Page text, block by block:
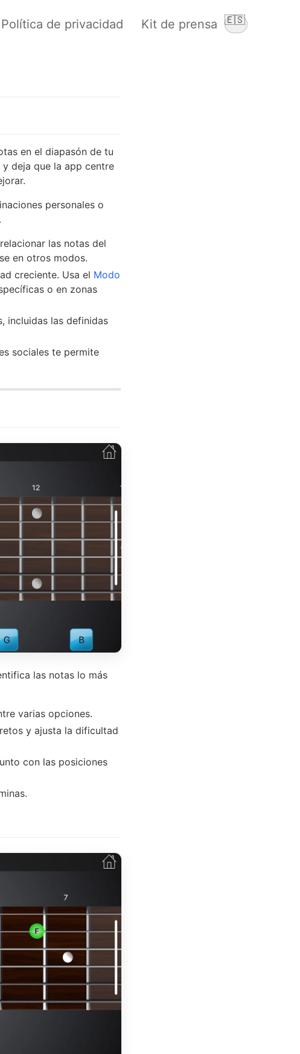
Política de privacidad Kit de prensa 🇪🇸
Cambiar
en el diapasón de tu
deja que la app centre
personales o
las notas del
en otros modos.
creciente. Usa el Modo
o en zonas
incluidas las definidas
sociales te permite
las notas lo más
varias opciones.
y ajusta la dificultad
con las posiciones